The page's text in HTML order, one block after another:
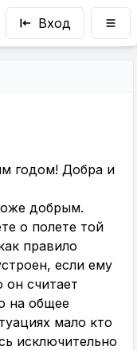
Вход
годом! Добра и
добрым.
о полете той
правило
если ему
он считает
на общее
мало кто
исключительно